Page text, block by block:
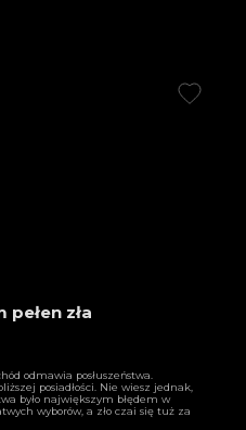
zła
odmawia posłuszeństwa.
posiadłości. Nie wiesz jednak,
było największym błędem w
wyborów, a zło czai się tuż za